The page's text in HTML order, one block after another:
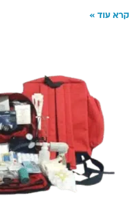
קרא עוד »